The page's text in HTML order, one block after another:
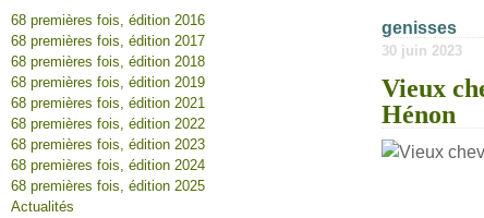
68 premières fois, édition 2016
68 premières fois, édition 2017
68 premières fois, édition 2018
68 premières fois, édition 2019
68 premières fois, édition 2021
68 premières fois, édition 2022
68 premières fois, édition 2023
68 premières fois, édition 2024
68 premières fois, édition 2025
Actualités
genisses
30 juin 2023
Vieux
Hénon